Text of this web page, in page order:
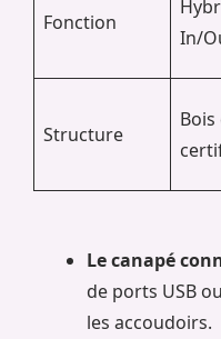
Fonction
In/
Structure
Bois
Le canapé
de ports USB
les accoudoirs.